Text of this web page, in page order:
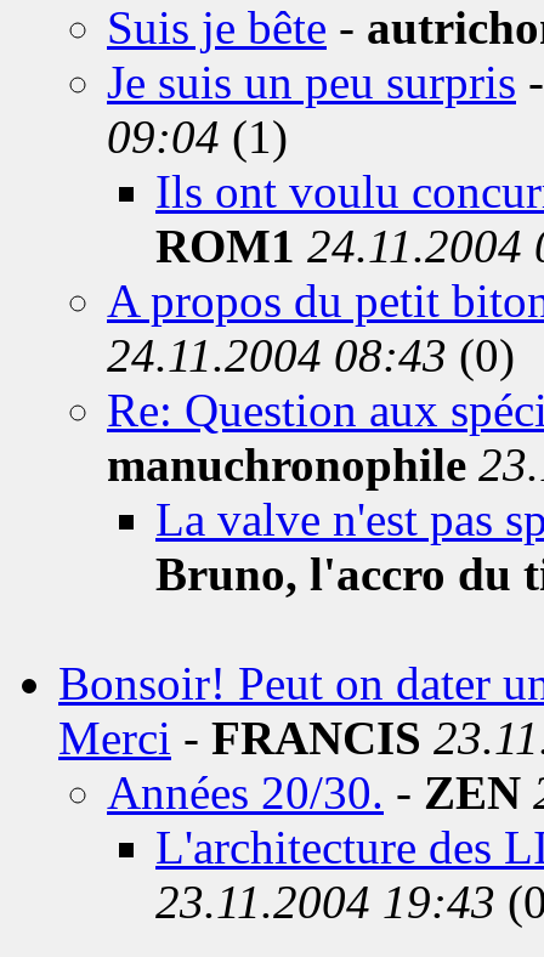
Suis je bête -
Je suis un peu surpris
09:04 (1)
Ils ont voulu
ROM1 24.11.2004
A propos du petit
24.11.2004 08:43 (0)
Re: Question aux
manuchronophile
La valve n'est pas
Bruno, l'accro du
Bonsoir! Peut on dater
Merci - FRANCIS
Années 20/30. - ZEN
L'architecture des
23.11.2004 19:43